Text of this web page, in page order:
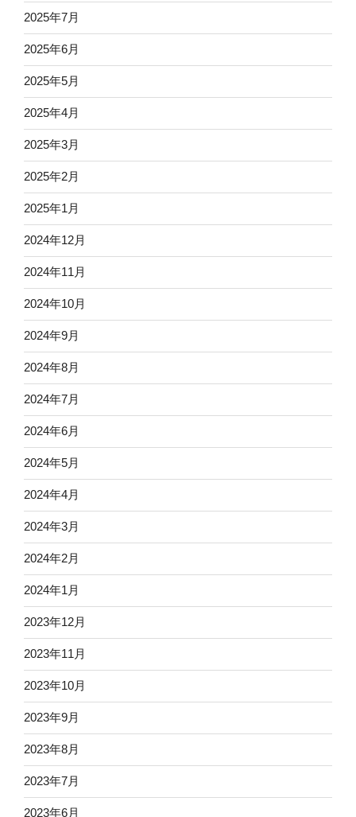
2025年7月
2025年6月
2025年5月
2025年4月
2025年3月
2025年2月
2025年1月
2024年12月
2024年11月
2024年10月
2024年9月
2024年8月
2024年7月
2024年6月
2024年5月
2024年4月
2024年3月
2024年2月
2024年1月
2023年12月
2023年11月
2023年10月
2023年9月
2023年8月
2023年7月
2023年6月